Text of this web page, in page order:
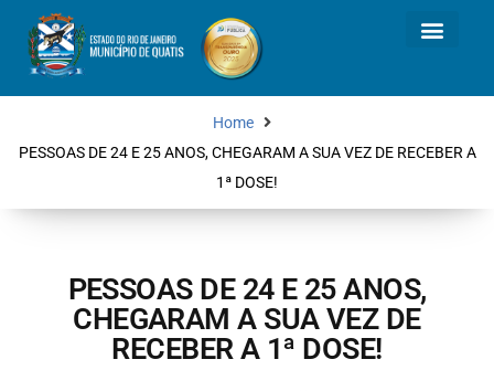
Home
PESSOAS DE 24 E 25 ANOS, CHEGARAM A SUA VEZ DE RECEBER A
1ª DOSE!
PESSOAS DE 24 E 25 ANOS,
CHEGARAM A SUA VEZ DE
RECEBER A 1ª DOSE!